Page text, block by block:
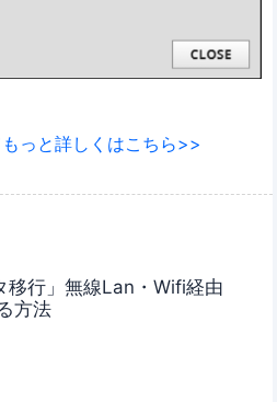
っと詳しくはこちら>>
移行」無線Lan・Wifi経由
方法